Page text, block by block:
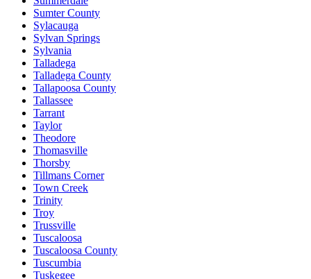
Sumter County
Sylacauga
Sylvan Springs
Sylvania
Talladega
Talladega County
Tallapoosa County
Tallassee
Tarrant
Taylor
Theodore
Thomasville
Thorsby
Tillmans Corner
Town Creek
Trinity
Troy
Trussville
Tuscaloosa
Tuscaloosa County
Tuscumbia
Tuskegee